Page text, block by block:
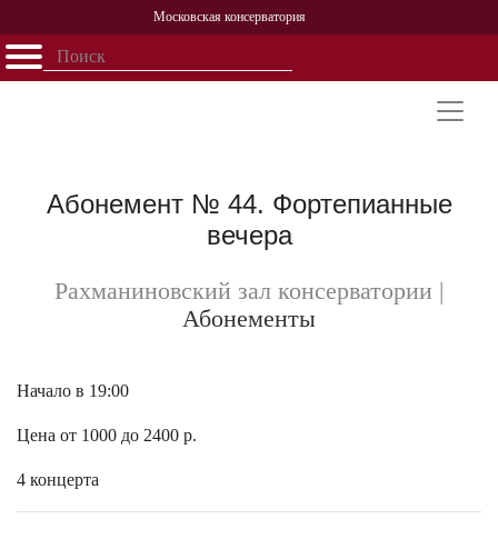
Московская консерватория
Открыть - закрыть
Персоналии
История
Абонемент № 44. Фортепианные
вечера
Рахманиновский зал консерватории |
Абонементы
Начало в 19:00
Цена от 1000 до 2400 р.
4 концерта